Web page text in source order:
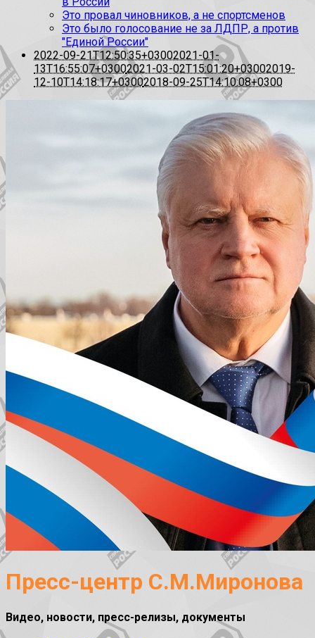
Это провал чиновников, а не спортсменов
Это было голосование не за ЛДПР, а против
"Единой России"
2022-09-21T12:50:35+03002021-01-
13T16:55:07+03002021-03-02T15:01:20+03002019-
12-10T14:18:17+03002018-09-25T14:10:08+0300
Пресс-центр С.М.Миронова
Видео, новости, пресс-релизы, документы